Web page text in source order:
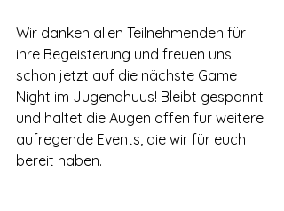
Wir danken allen Teilnehmenden für
ihre Begeisterung und freuen uns
schon jetzt auf die nächste Game
Night im Jugendhuus! Bleibt gespannt
und haltet die Augen offen für weitere
aufregende Events, die wir für euch
bereit haben.